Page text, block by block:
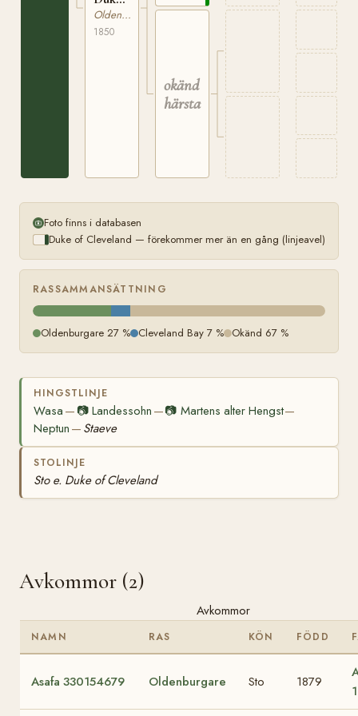
of
Cleveland
Oldenburgare
1850
okänd
härstamning
Foto finns i databasen
Duke of Cleveland — förekommer mer än en gång (linjeavel)
RASSAMMANSÄTTNING
Oldenburgare 27 % Cleveland Bay 7 % Okänd 67 %
HINGSTLINJE
Wasa — 📷Landessohn —📷 Martens alter Hengst—
Neptun — Staeve
STOLINJE
Sto e. Duke of Cleveland
Avkommor (2)
Avkommor
NAMN RAS KÖN FÖDD
Asafa 330154679 Oldenburgare Sto 1879